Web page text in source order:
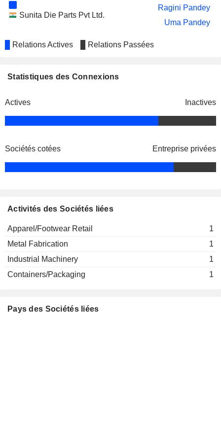
Sunita Die Parts Pvt Ltd.
Ragini Pandey
Uma Pandey
Relations Actives Relations Passées
Statistiques des Connexions
Actives Inactives
Sociétés cotées Entreprise privées
Activités des Sociétés liées
Apparel/Footwear Retail
1
Metal Fabrication
1
Industrial Machinery
1
Containers/Packaging
1
Pays des Sociétés liées